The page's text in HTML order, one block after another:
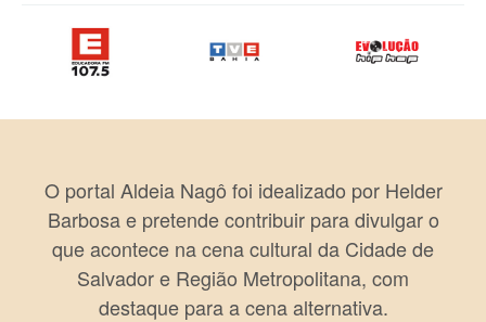
O portal Aldeia Nagô foi idealizado por Helder
Barbosa e pretende contribuir para divulgar o
que acontece na cena cultural da Cidade de
Salvador e Região Metropolitana, com
destaque para a cena alternativa.